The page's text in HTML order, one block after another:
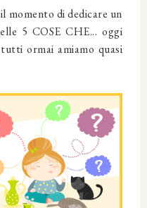
momento di dedicare un
5 COSE CHE... oggi
ormai amiamo quasi